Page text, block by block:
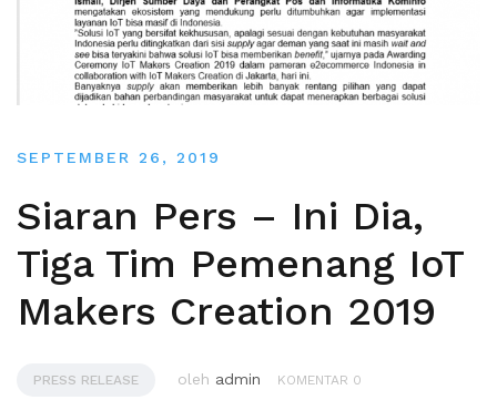
SEPTEMBER 26, 2019
Siaran Pers – Ini Dia,
Tiga Tim Pemenang IoT
Makers Creation 2019
PRESS RELEASE oleh admin KOMENTAR 0